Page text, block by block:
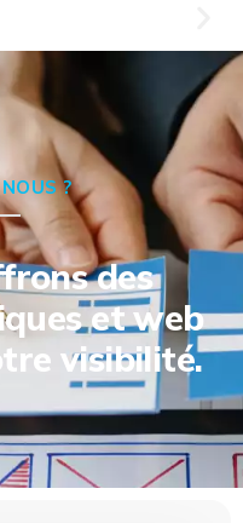
?
des
et web
visibilité.